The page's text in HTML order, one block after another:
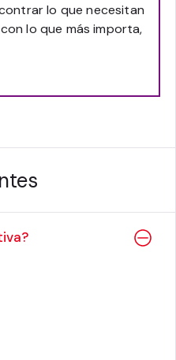
lo que necesitan
lo que más importa,